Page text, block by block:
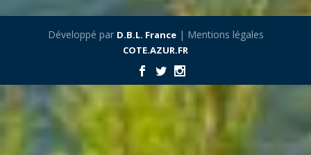
Développé par D.B.L. France| Mentions légales
COTE.AZUR.FR